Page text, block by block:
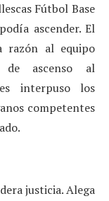
Fútbol Base
ascender. El
razón al equipo
ascenso al
interpuso los
competentes
justicia. Alega